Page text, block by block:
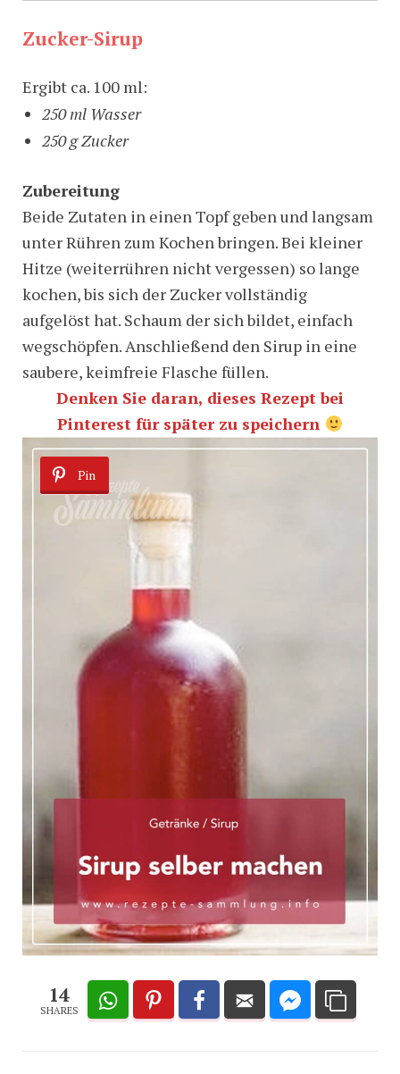
Zucker-Sirup
Ergibt ca. 100 ml:
250 ml Wasser
250 g Zucker
Zubereitung
Beide Zutaten in einen Topf geben und langsam
unter Rühren zum Kochen bringen. Bei kleiner
Hitze (weiterrühren nicht vergessen) so lange
kochen, bis sich der Zucker vollständig
aufgelöst hat. Schaum der sich bildet, einfach
wegschöpfen. Anschließend den Sirup in eine
saubere, keimfreie Flasche füllen.
Denken Sie daran, dieses Rezept bei
Pinterest für später zu speichern
Pin
14
SHARES